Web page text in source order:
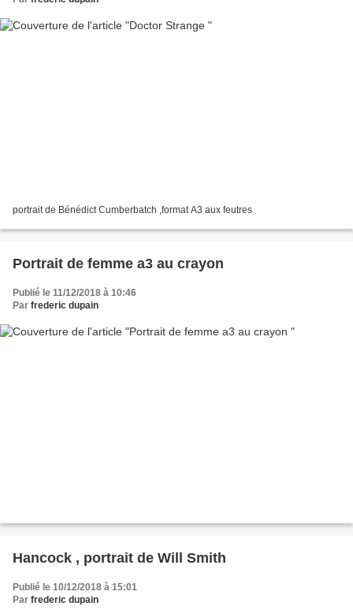
portrait de Bénédict Cumberbatch ,format A3 aux feutres
Portrait de femme a3 au crayon
Publié le 11/12/2018 à 10:46
Par frederic dupain
Hancock , portrait de Will Smith
Publié le 10/12/2018 à 15:01
Par frederic dupain